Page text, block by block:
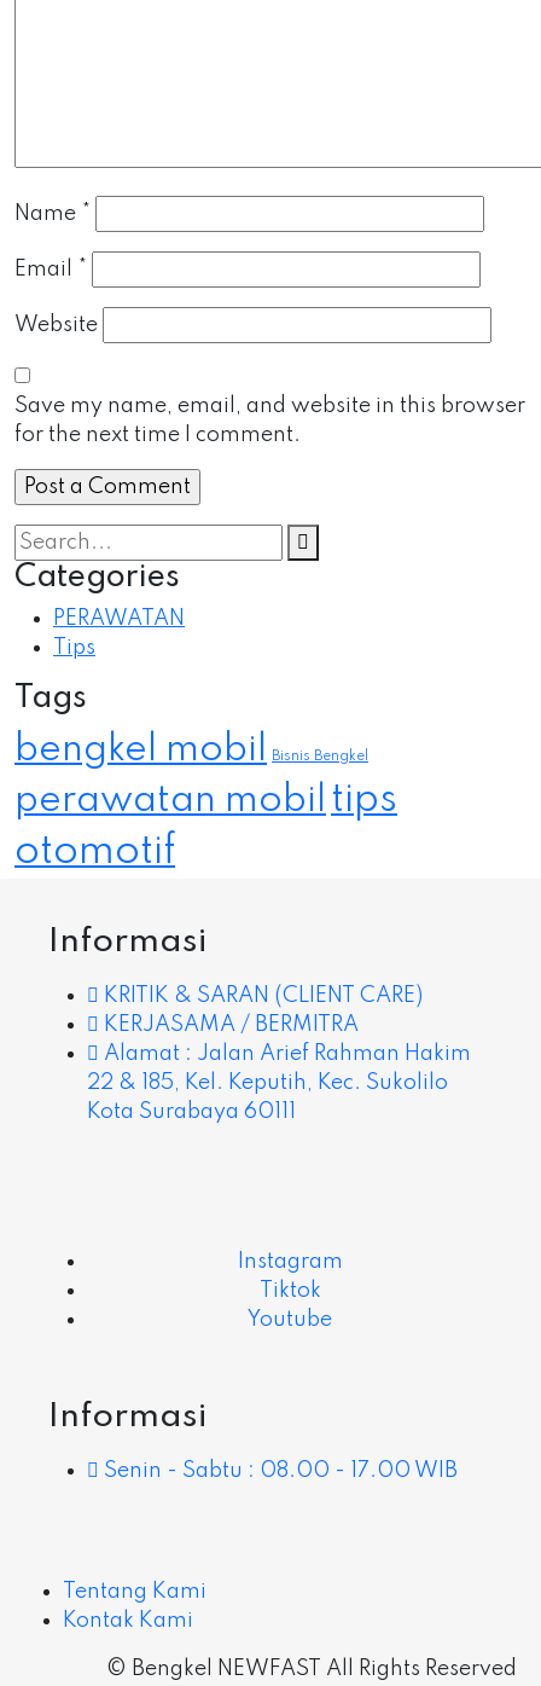
Name *
Email *
Website
Save my name, email, and website in this browser
for the next time I comment.
Categories
PERAWATAN
Tips
Tags
bengkel mobil Bisnis Bengkel
perawatan mobil tips
otomotif
Informasi
KRITIK & SARAN (CLIENT CARE)
KERJASAMA / BERMITRA
Alamat : Jalan Arief Rahman Hakim
22 & 185, Kel. Keputih, Kec. Sukolilo
Kota Surabaya 60111
Instagram
Tiktok
Youtube
Informasi
Senin - Sabtu : 08.00 - 17.00 WIB
Tentang Kami
Kontak Kami
© Bengkel NEWFAST All Rights Reserved